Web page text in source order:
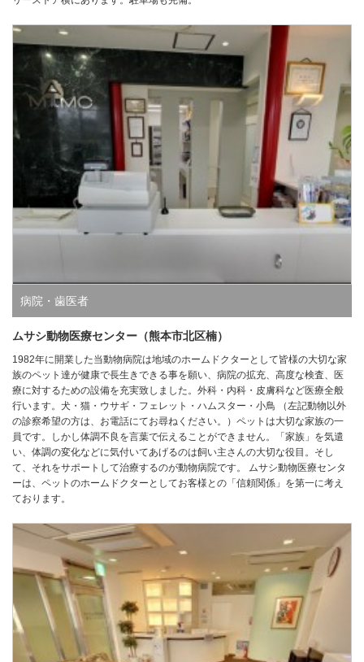
病院・歯医者
ムサシ動物医療センター（熊本市北区楠）
1982年に開業した当動物病院は地域のホームドクターとして皆様の大切な家
族のペット達が健康で長生きできる事を願い、病院の拡充、高度な検査、医
療に対するための設備を充実致しました。外科・内科・皮膚科など医療全般
行います。犬・猫・ウサギ・フェレット・ハムスター・小鳥 （左記動物以外
の診察希望の方は、お電話にてお尋ねください。）ペットは大切な家族の一
員です。しかし体調不良を言葉で伝えることができません。「家族」を気遣
い、体調の変化などに気付いてあげるのは飼い主さんの大切な役目。そし
て、それをサポートして治療するのが動物病院です。 ムサシ動物医療センタ
ーは、ペットのホームドクターとしてお客様との「信頼関係」を第一に考え
ております。